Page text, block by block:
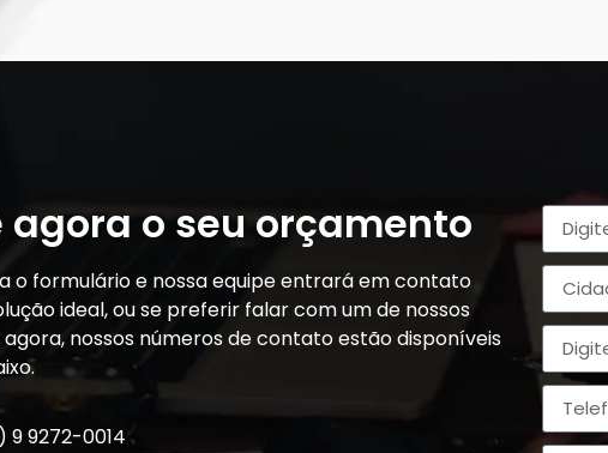
agora o seu orçamento
o formulário e nossa equipe entrará em contato
ideal, ou se preferir falar com um de nossos
nossos números de contato estão disponíveis
9 9272-0014